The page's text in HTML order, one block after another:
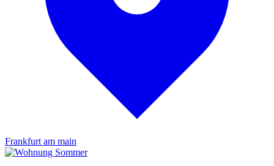
Frankfurt am main